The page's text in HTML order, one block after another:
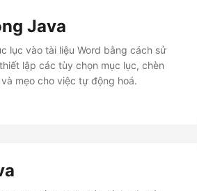
Java
lục vào tài liệu Word bằng cách sử
lập các tùy chọn mục lục, chèn
mẹo cho việc tự động hoá.